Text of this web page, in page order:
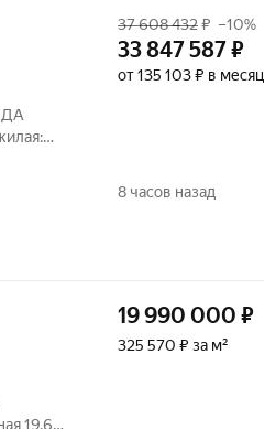
и
37 608 432₽ –10%
33 847 587₽
от 135 103 ₽ в месяц
8 часов назад
19,6
19 990 000 ₽
325 570 ₽ за м²